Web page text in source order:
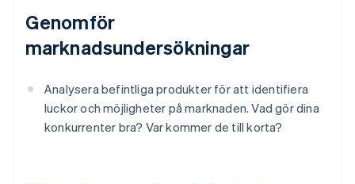
Genomför
marknadsundersökningar
Analysera befintliga produkter för att identifiera
luckor och möjligheter på marknaden. Vad gör dina
konkurrenter bra? Var kommer de till korta?